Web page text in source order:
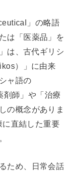
」の略語
は「医薬品」を
は、古代ギリシ
）」に由来
ャ語の
剤師」や「治療
の概念がありま
直結した重要
ため、日常会話